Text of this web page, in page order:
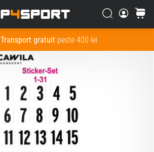
Transport gratuitpeste 400 lei
Căutare
Cos